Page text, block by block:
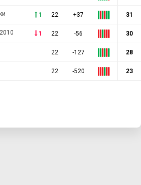
1 22 +37 31
1 22 -56 30
22 -127 28
22 -520 23